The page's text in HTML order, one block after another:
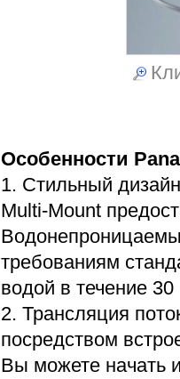
Особенности
1. Стильный
Multi-Mount
требованиям
водой в течение
2. Трансляция
посредством
Вы можете начать